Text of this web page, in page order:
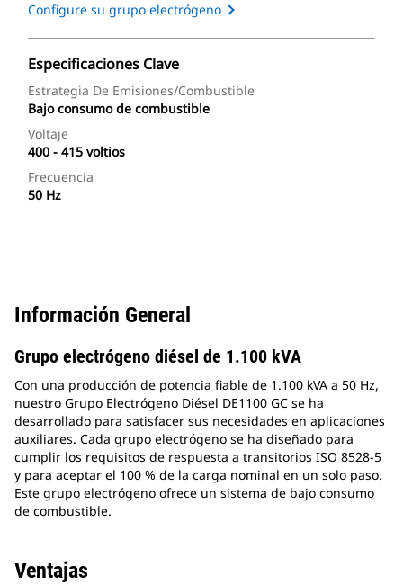
Configure su grupo electrógeno
Especificaciones Clave
Estrategia De Emisiones/combustible
Bajo consumo de combustible
Voltaje
400 - 415 voltios
Frecuencia
50 Hz
Información General
Grupo electrógeno diésel de 1.100 kVA
Con una producción de potencia fiable de 1.100 kVA a 50 Hz,
nuestro Grupo Electrógeno Diésel DE1100 GC se ha
desarrollado para satisfacer sus necesidades en aplicaciones
auxiliares. Cada grupo electrógeno se ha diseñado para
cumplir los requisitos de respuesta a transitorios ISO 8528-5
y para aceptar el 100 % de la carga nominal en un solo paso.
Este grupo electrógeno ofrece un sistema de bajo consumo
de combustible.
Ventajas